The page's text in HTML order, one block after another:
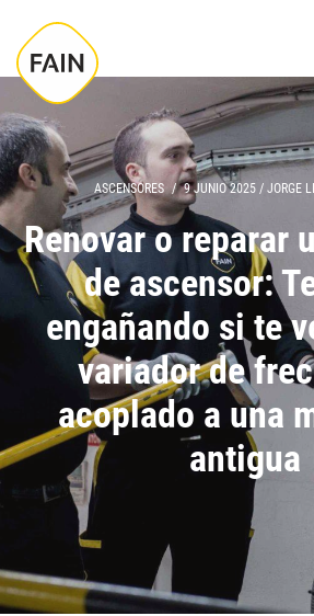
este
sitio
web
incluye
un
sistema
de
accesibilidad.
ASCENSORES / 9 JUNIO 2025 / JORGE
Renovar o reparar
de ascensor:
engañando si te
variador de
acoplado a una
antigua